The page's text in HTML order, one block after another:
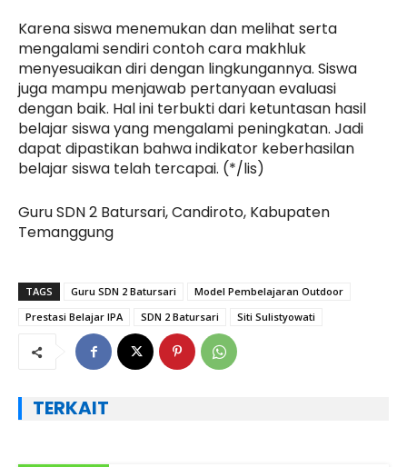
Karena siswa menemukan dan melihat serta
mengalami sendiri contoh cara makhluk
menyesuaikan diri dengan lingkungannya. Siswa
juga mampu menjawab pertanyaan evaluasi
dengan baik. Hal ini terbukti dari ketuntasan hasil
belajar siswa yang mengalami peningkatan. Jadi
dapat dipastikan bahwa indikator keberhasilan
belajar siswa telah tercapai. (*/lis)
Guru SDN 2 Batursari, Candiroto, Kabupaten
Temanggung
TAGS Guru SDN 2 Batursari
Model Pembelajaran Outdoor
Prestasi Belajar IPA
SDN 2 Batursari Siti Sulistyowati
TERKAIT